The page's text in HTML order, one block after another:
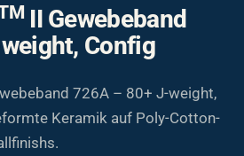
II Gewebeband
Config
726A – 80+ J-weight,
Keramik auf Poly-Cotton-